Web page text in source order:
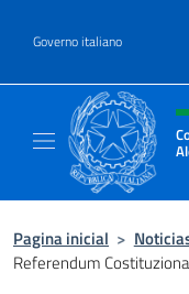
Governo italiano
Site, social
Pagina inicial >
Referendum